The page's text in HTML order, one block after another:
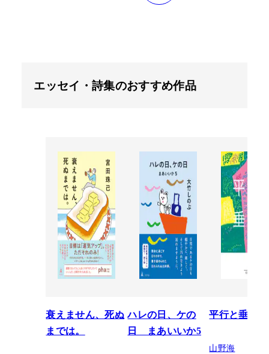
エッセイ・詩集のおすすめ作品
衰えません、死ぬ
までは。
ハレの日、ケの
日 まあいいか5
平行と垂直
山野海